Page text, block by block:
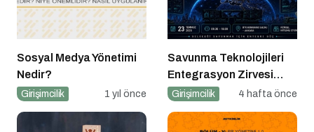
Sosyal Medya Yönetimi
Nedir?
Girişimcilik 1 yıl önce
Savunma Teknolojileri
Entegrasyon Zirvesi
Ankara’da
Girişimcilik 4 hafta önce